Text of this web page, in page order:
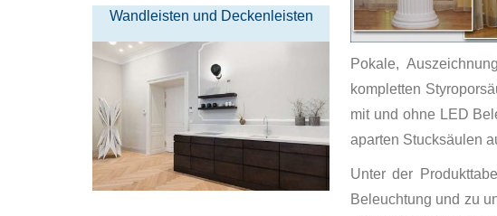
Pokale,
kompletten
mit und ohne LED
aparten Stucksäulen
Unter der
Beleuchtung und zu
Wandleisten und Deckenleisten